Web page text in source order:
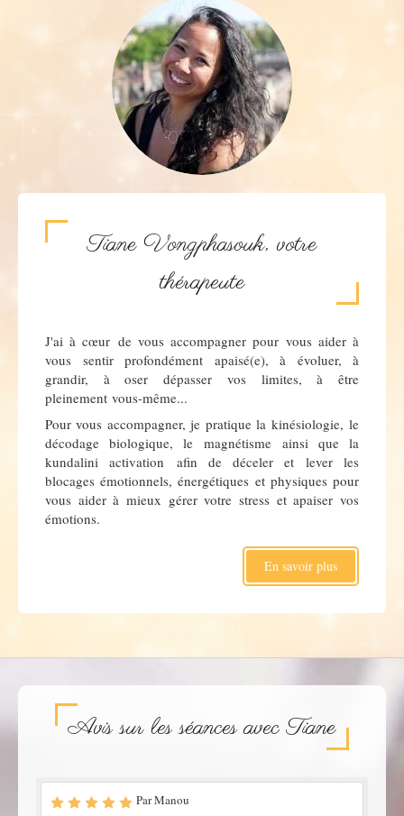
Tiane Vongphasouk, votre
thérapeute
J'ai à cœur de vous accompagner pour vous aider à
vous sentir profondément apaisé(e), à évoluer, à
grandir, à oser dépasser vos limites, à être
pleinement vous-même...
Pour vous accompagner, je pratique la kinésiologie, le
décodage biologique, le magnétisme ainsi que la
kundalini activation afin de déceler et lever les
blocages émotionnels, énergétiques et physiques pour
vous aider à mieux gérer votre stress et apaiser vos
émotions.
En savoir plus
Avis sur les séances avec Tiane
Par Manou